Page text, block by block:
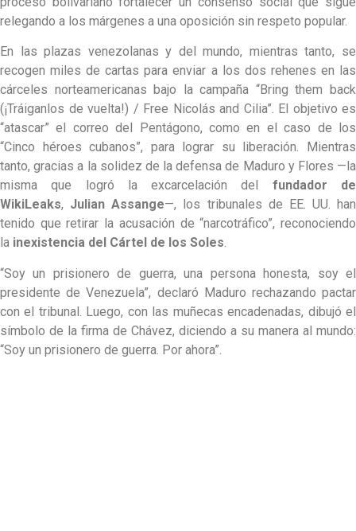
relegando a los márgenes a una oposición sin respeto popular.
En las plazas venezolanas y del mundo, mientras tanto, se
recogen miles de cartas para enviar a los dos rehenes en las
cárceles norteamericanas bajo la campaña “Bring them back
(¡Tráiganlos de vuelta!) / Free Nicolás and Cilia”. El objetivo es
“atascar” el correo del Pentágono, como en el caso de los
“Cinco héroes cubanos”, para lograr su liberación. Mientras
tanto, gracias a la solidez de la defensa de Maduro y Flores —la
misma que logró la excarcelación del
fundador de
WikiLeaks, Julian Assange—, los tribunales de EE. UU. han
tenido que retirar la acusación de “narcotráfico”, reconociendo
la inexistencia del Cártel de los Soles.
“Soy un prisionero de guerra, una persona honesta, soy el
presidente de Venezuela”, declaró Maduro rechazando pactar
con el tribunal. Luego, con las muñecas encadenadas, dibujó el
símbolo de la firma de Chávez, diciendo a su manera al mundo:
“Soy un prisionero de guerra. Por ahora”.